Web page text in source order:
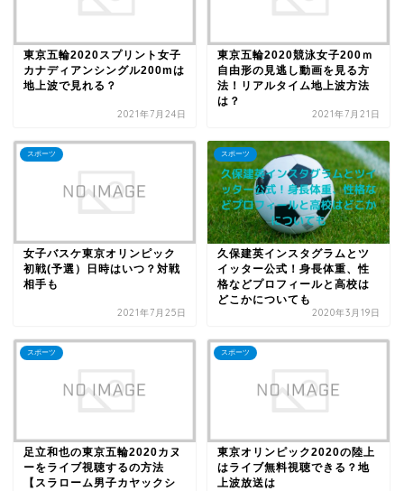
東京五輪2020スプリント女子
カナディアンシングル200mは
地上波で見れる？
2021年7月24日
東京五輪2020競泳女子200ｍ
自由形の見逃し動画を見る方
法！リアルタイム地上波方法
は？
2021年7月21日
スポーツ
女子バスケ東京オリンピック
初戦(予選）日時はいつ？対戦
相手も
2021年7月25日
スポーツ
久保建英インスタグラムとツ
イッター公式！身長体重、性
格などプロフィールと高校は
どこかについても
2020年3月19日
スポーツ
足立和也の東京五輪2020カヌ
ーをライブ視聴するの方法
【スラローム男子カヤックシ
スポーツ
東京オリンピック2020の陸上
はライブ無料視聴できる？地
上波放送は